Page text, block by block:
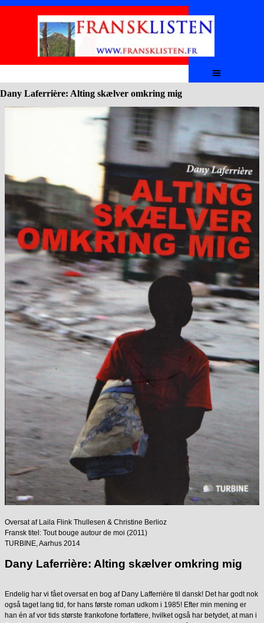
Aller au contenu
Dany Laferrière: Alting skælver omkring mig
Oversat af Laila Flink Thullesen & Christine Berlioz
Fransk titel: Tout bouge autour de moi (2011)
TURBINE, Aarhus 2014
Dany Laferrière: Alting skælver omkring mig
Endelig har vi fået oversat en bog af Dany Lafferrière til dansk! Det har godt nok
også taget lang tid, for hans første roman udkom i 1985! Efter min mening er
han én af vor tids største frankofone forfattere, hvilket også har betydet, at man i